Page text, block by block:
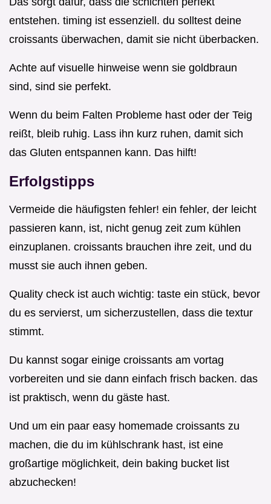
entstehen. timing ist essenziell. du solltest deine
croissants überwachen, damit sie nicht überbacken.
Achte auf visuelle hinweise wenn sie goldbraun
sind, sind sie perfekt.
Wenn du beim Falten Probleme hast oder der Teig
reißt, bleib ruhig. Lass ihn kurz ruhen, damit sich
das Gluten entspannen kann. Das hilft!
Erfolgstipps
Vermeide die häufigsten fehler! ein fehler, der leicht
passieren kann, ist, nicht genug zeit zum kühlen
einzuplanen. croissants brauchen ihre zeit, und du
musst sie auch ihnen geben.
Quality check ist auch wichtig: taste ein stück, bevor
du es servierst, um sicherzustellen, dass die textur
stimmt.
Du kannst sogar einige croissants am vortag
vorbereiten und sie dann einfach frisch backen. das
ist praktisch, wenn du gäste hast.
Und um ein paar easy homemade croissants zu
machen, die du im kühlschrank hast, ist eine
großartige möglichkeit, dein baking bucket list
abzuchecken!